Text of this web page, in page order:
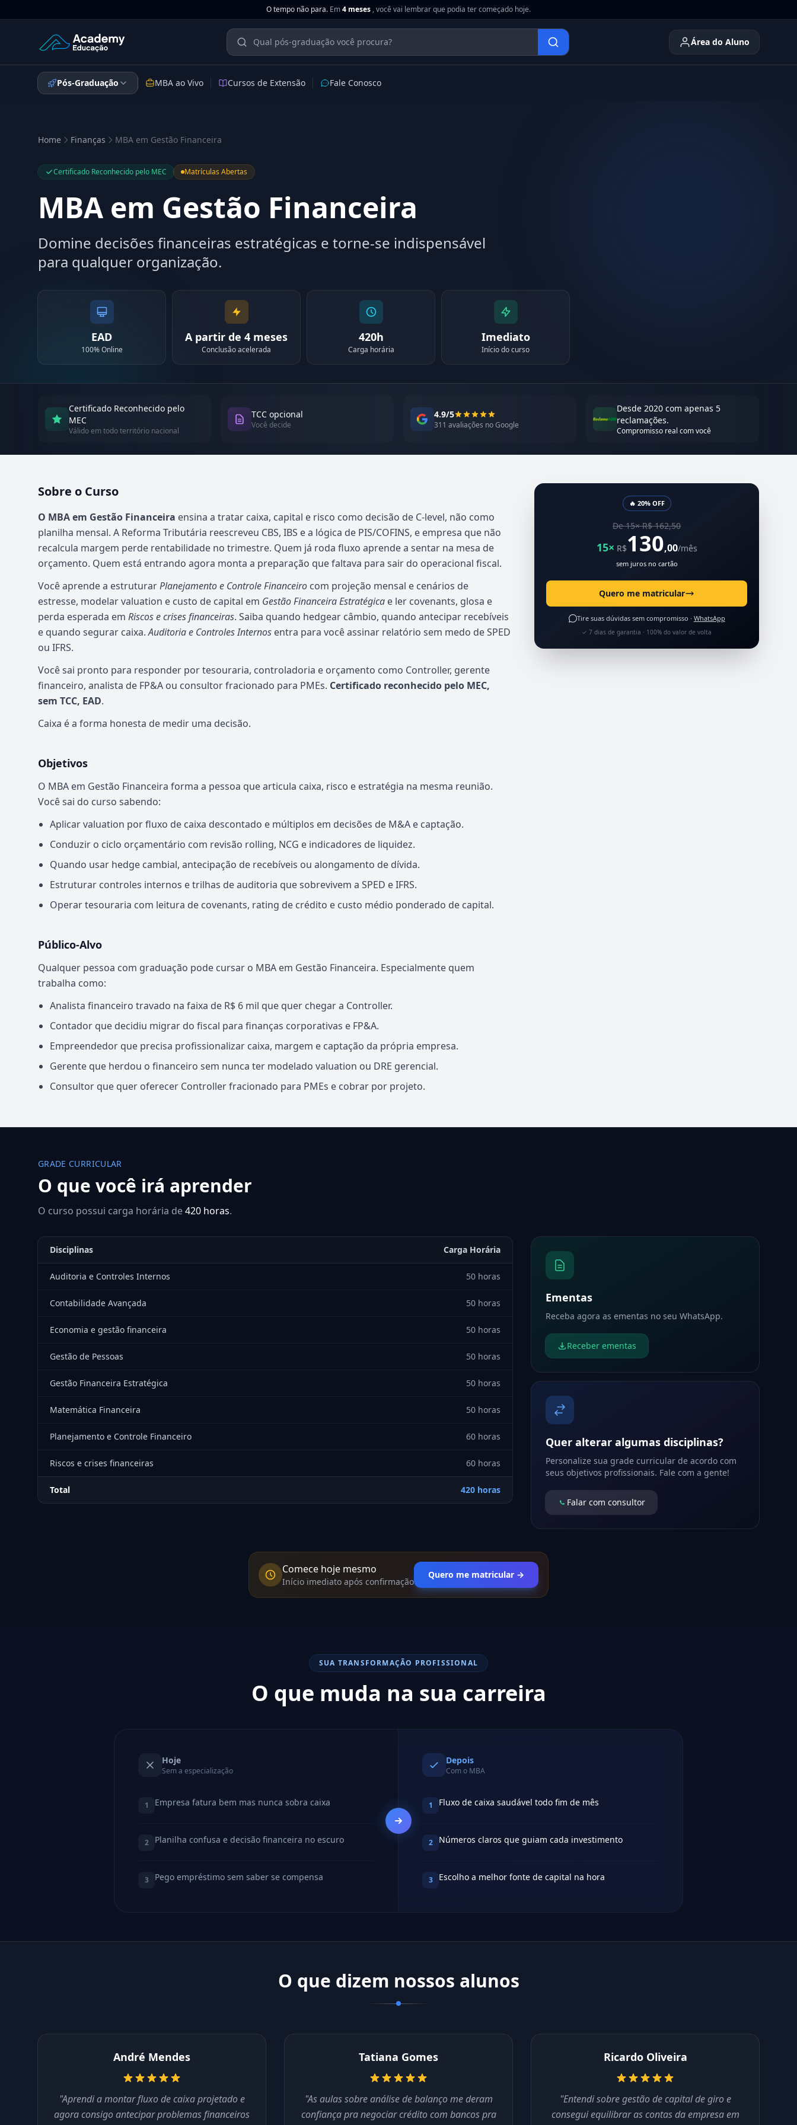
O tempo não para. Em4 meses , você vai lembrar que podia ter começado hoje.
Academy Educação — Página Inicial Área do Aluno
Pós-Graduação MBA ao Vivo Cursos de Extensão Fale Conosco
Home Finanças MBA em Gestão Financeira
Certificado Reconhecido pelo MEC Matrículas Abertas
MBA em Gestão Financeira
Domine decisões financeiras estratégicas e torne-se indispensável
para qualquer organização.
EAD
100% Online
A partir de 4 meses
Conclusão acelerada
420h
Carga horária
Imediato
Início do curso
Certificado Reconhecido pelo
MEC
Válido em todo território nacional
TCC opcional
Você decide
4.9/5
311 avaliações no Google
Desde 2020 com apenas 5
reclamações.
Compromisso real com você
Sobre o Curso
Atualizado em abril de 2026
O MBA em Gestão Financeira ensina a tratar caixa, capital e risco como decisão de C-level, não como
planilha mensal. A Reforma Tributária reescreveu CBS, IBS e a lógica de PIS/COFINS, e empresa que não
recalcula margem perde rentabilidade no trimestre. Quem já roda fluxo aprende a sentar na mesa de
orçamento. Quem está entrando agora monta a preparação que faltava para sair do operacional fiscal.
Você aprende a estruturarPlanejamento e Controle Financeiro com projeção mensal e cenários de
estresse, modelar valuation e custo de capital em Gestão Financeira Estratégica e ler covenants, glosa e
perda esperada em Riscos e crises financeiras. Saiba quando hedgear câmbio, quando antecipar recebíveis
e quando segurar caixa.Auditoria e Controles Internos entra para você assinar relatório sem medo de SPED
ou IFRS.
Você sai pronto para responder por tesouraria, controladoria e orçamento como Controller, gerente
financeiro, analista de FP&A ou consultor fracionado para PMEs. Certificado reconhecido pelo MEC,
sem TCC, EAD.
Caixa é a forma honesta de medir uma decisão.
Objetivos
O MBA em Gestão Financeira forma a pessoa que articula caixa, risco e estratégia na mesma reunião.
Você sai do curso sabendo:
Aplicar valuation por fluxo de caixa descontado e múltiplos em decisões de M&A e captação.
Conduzir o ciclo orçamentário com revisão rolling, NCG e indicadores de liquidez.
Quando usar hedge cambial, antecipação de recebíveis ou alongamento de dívida.
Estruturar controles internos e trilhas de auditoria que sobrevivem a SPED e IFRS.
Operar tesouraria com leitura de covenants, rating de crédito e custo médio ponderado de capital.
Público-Alvo
Qualquer pessoa com graduação pode cursar o MBA em Gestão Financeira. Especialmente quem
trabalha como:
Analista financeiro travado na faixa de R$ 6 mil que quer chegar a Controller.
Contador que decidiu migrar do fiscal para finanças corporativas e FP&A.
Empreendedor que precisa profissionalizar caixa, margem e captação da própria empresa.
Gerente que herdou o financeiro sem nunca ter modelado valuation ou DRE gerencial.
Consultor que quer oferecer Controller fracionado para PMEs e cobrar por projeto.
🔥 20% OFF
De 15× R$ 162,50
15× R$130,00/mês
sem juros no cartão
Quero me matricular
Tire suas dúvidas sem compromisso · WhatsApp
✓ 7 dias de garantia · 100% do valor de volta
GRADE CURRICULAR
O que você irá aprender
O curso possui carga horária de420 horas.
Disciplinas Carga Horária
Auditoria e Controles Internos 50 horas
Contabilidade Avançada 50 horas
Economia e gestão financeira 50 horas
Gestão de Pessoas 50 horas
Gestão Financeira Estratégica 50 horas
Matemática Financeira 50 horas
Planejamento e Controle Financeiro 60 horas
Riscos e crises financeiras 60 horas
Total 420 horas
Ementas
Receba agora as ementas no seu WhatsApp.
Receber ementas
Quer alterar algumas disciplinas?
Personalize sua grade curricular de acordo com
seus objetivos profissionais. Fale com a gente!
Falar com consultor
Comece hoje mesmo
Início imediato após confirmação
Quero me matricular →
SUA TRANSFORMAÇÃO PROFISSIONAL
O que muda na sua carreira
Hoje
Sem a especialização
1 Empresa fatura bem mas nunca sobra caixa
2 Planilha confusa e decisão financeira no escuro
3 Pego empréstimo sem saber se compensa
Depois
Com o MBA
1 Fluxo de caixa saudável todo fim de mês
2 Números claros que guiam cada investimento
3 Escolho a melhor fonte de capital na hora
O que dizem nossos alunos
André Mendes
"Aprendi a montar fluxo de caixa projetado e
agora consigo antecipar problemas financeiros
Tatiana Gomes
"As aulas sobre análise de balanço me deram
confiança pra negociar crédito com bancos pra
Ricardo Oliveira
"Entendi sobre gestão de capital de giro e
consegui equilibrar as contas da empresa em